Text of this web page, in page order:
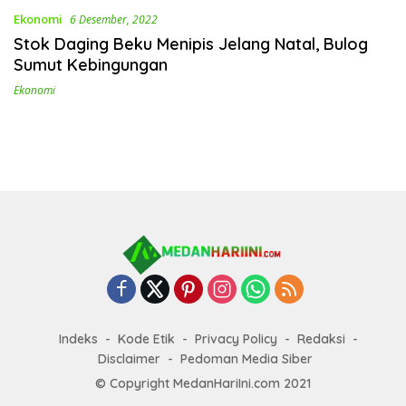
Ekonomi 6 Desember, 2022
Stok Daging Beku Menipis Jelang Natal, Bulog
Sumut Kebingungan
Ekonomi
Indeks Kode Etik Privacy Policy
Redaksi
Disclaimer
Pedoman Media Siber
© Copyright MedanHariIni.com 2021